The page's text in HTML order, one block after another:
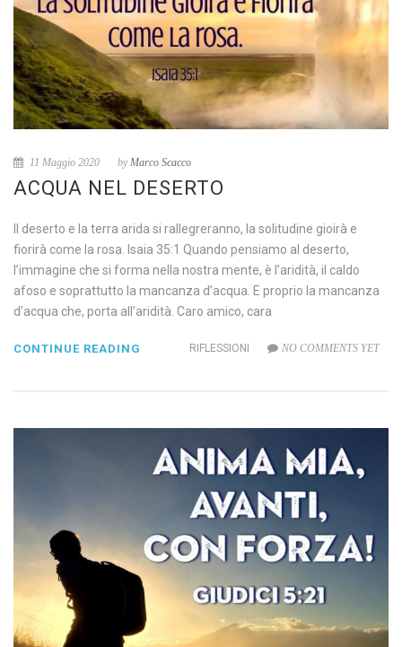
11 Maggio 2020 byMarco Scacco
ACQUA NEL DESERTO
Il deserto e la terra arida si rallegreranno, la solitudine gioirà e
fiorirà come la rosa. Isaia 35:1 Quando pensiamo al deserto,
l’immagine che si forma nella nostra mente, è l’aridità, il caldo
afoso e soprattutto la mancanza d’acqua. E proprio la mancanza
d’acqua che, porta all’aridità. Caro amico, cara
RIFLESSIONI NO COMMENTS YET
CONTINUE READING